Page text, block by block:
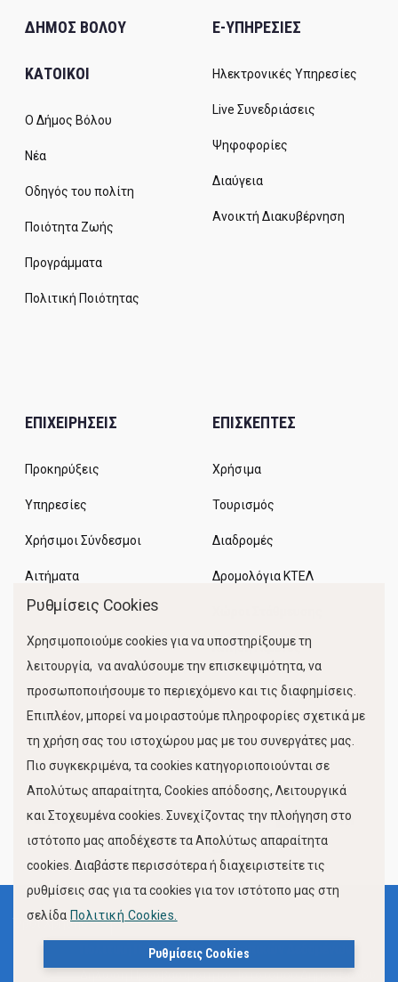
ΔΗΜΟΣ ΒΟΛΟΥ
ΚΑΤΟΙΚΟΙ
Ο Δήμος Βόλου
Νέα
Οδηγός του πολίτη
Ποιότητα Ζωής
Προγράμματα
Πολιτική Ποιότητας
E-ΥΠΗΡΕΣΙΕΣ
Ηλεκτρονικές Υπηρεσίες
Live Συνεδριάσεις
Ψηφοφορίες
Διαύγεια
Ανοικτή Διακυβέρνηση
ΕΠΙΧΕΙΡΗΣΕΙΣ
Προκηρύξεις
Υπηρεσίες
Χρήσιμοι Σύνδεσμοι
Αιτήματα
ΕΠΙΣΚΕΠΤΕΣ
Χρήσιμα
Τουρισμός
Διαδρομές
Δρομολόγια ΚΤΕΛ
Κίνηση Λιμένος
FOLLOW US
Όροι Χρήσης
Πολιτική Προστασίας Προσωπικών Δεδομένων
Ρυθμίσεις Cookies
Χρησιμοποιούμε cookies για να υποστηρίξουμε τη
λειτουργία, να αναλύσουμε την επισκεψιμότητα, να
προσωποποιήσουμε το περιεχόμενο και τις διαφημίσεις.
Επιπλέον, μπορεί να μοιραστούμε πληροφορίες σχετικά με
τη χρήση σας του ιστοχώρου μας με του συνεργάτες μας.
Πιο συγκεκριμένα, τα cookies κατηγοριοποιούνται σε
Απολύτως απαραίτητα, Cookies απόδοσης, Λειτουργικά
και Στοχευμένα cookies. Συνεχίζοντας την πλοήγηση στο
ιστότοπο μας αποδέχεστε τα Απολύτως απαραίτητα
cookies. Διαβάστε περισσότερα ή διαχειριστείτε τις
ρυθμίσεις σας για τα cookies για τον ιστότοπο μας στη
σελίδα Πολιτική Cookies.
Ρυθμίσεις Cookies